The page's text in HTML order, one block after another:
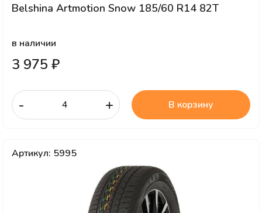
Belshina Artmotion Snow 185/60 R14 82T
в наличии
3 975 ₽
- + В корзину
Артикул: 5995